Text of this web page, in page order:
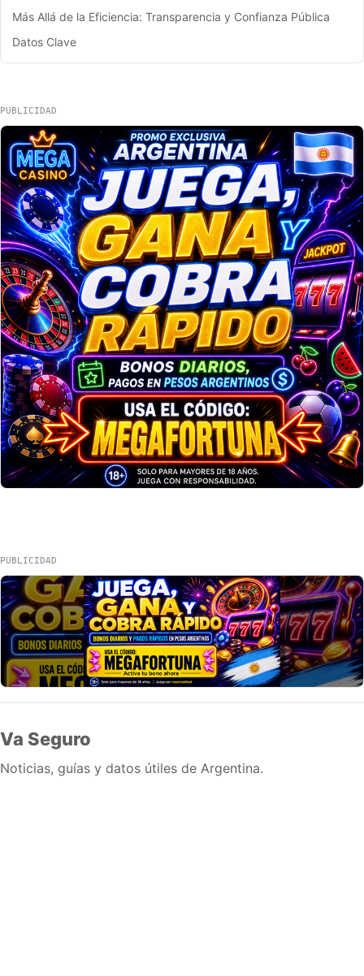
Más Allá de la Eficiencia: Transparencia y Confianza Pública
Datos Clave
PUBLICIDAD
PUBLICIDAD
Va Seguro
Noticias, guías y datos útiles de Argentina.